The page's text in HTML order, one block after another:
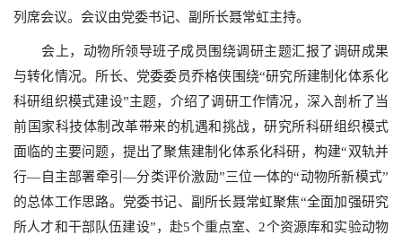
列席会议。会议由党委书记、副所长聂常虹主持。
会上，动物所领导班子成员围绕调研主题汇报了调研成果
与转化情况。所长、党委委员乔格侠围绕“研究所建制化体系化
科研组织模式建设”主题，介绍了调研工作情况，深入剖析了当
前国家科技体制改革带来的机遇和挑战，研究所科研组织模式
面临的主要问题，提出了聚焦建制化体系化科研，构建“双轨并
行—自主部署牵引—分类评价激励”三位一体的“动物所新模式”
的总体工作思路。党委书记、副所长聂常虹聚焦“全面加强研究
所人才和干部队伍建设”，赴5个重点室、2个资源库和实验动物